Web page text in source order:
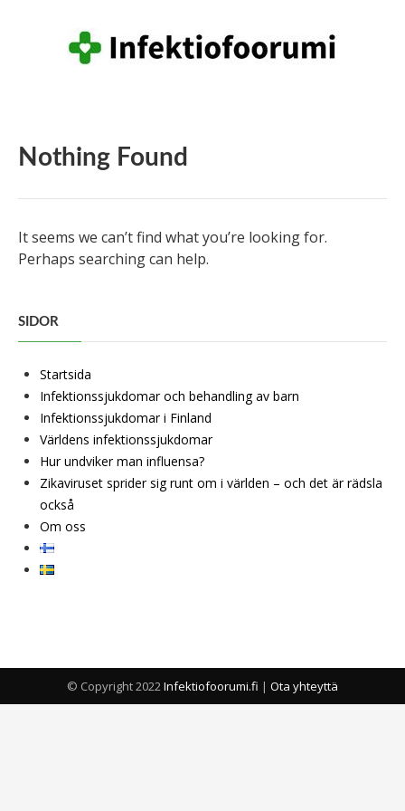
Nothing Found
It seems we can’t find what you’re looking for.
Perhaps searching can help.
SIDOR
Startsida
Infektionssjukdomar och behandling av barn
Infektionssjukdomar i Finland
Världens infektionssjukdomar
Hur undviker man influensa?
Zikaviruset sprider sig runt om i världen – och det är rädsla
också
Om oss
© Copyright 2022Infektiofoorumi.fi | Ota yhteyttä